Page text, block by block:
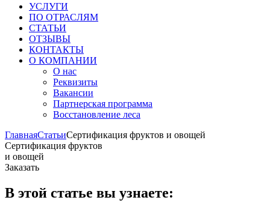
УСЛУГИ
ПО ОТРАСЛЯМ
СТАТЬИ
ОТЗЫВЫ
КОНТАКТЫ
О КОМПАНИИ
О нас
Реквизиты
Вакансии
Партнерская программа
Восстановление леса
ГлавнаяСтатьиСертификация фруктов и овощей
Сертификация фруктов
и овощей
Заказать
В этой статье вы узнаете: